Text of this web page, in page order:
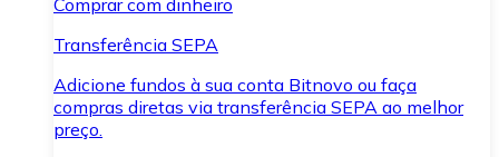
Comprar com dinheiro
Transferência SEPA
Adicione fundos à sua conta Bitnovo ou faça
compras diretas via transferência SEPA ao melhor
preço.